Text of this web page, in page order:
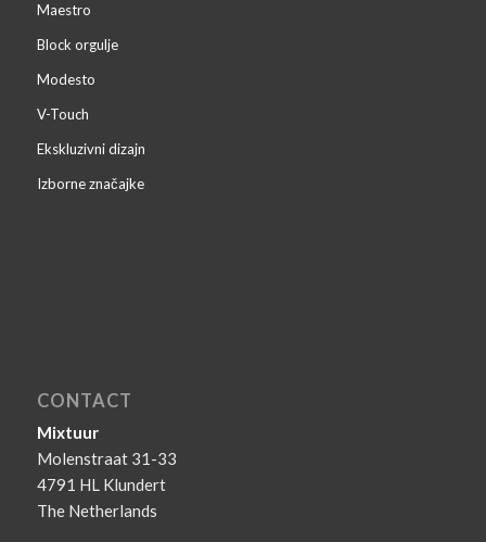
Maestro
Block orgulje
Modesto
V-Touch
Ekskluzivni dizajn
Izborne značajke
CONTACT
Mixtuur
Molenstraat 31-33
4791 HL Klundert
The Netherlands